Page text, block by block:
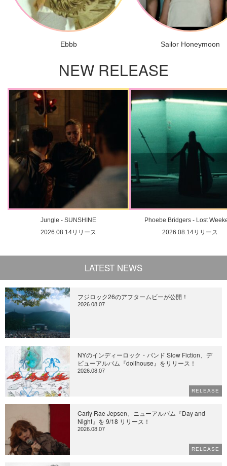
Ebbb Sailor Honeymoon
NEW RELEASE
Jungle - SUNSHINE
2026.08.14リリース
Phoebe Bridgers - Lost
2026.08.14リリース
LATEST NEWS
フジロック26のアフタームビーが公開！
2026.08.07
NYのインディーロック・バンド Slow Fiction、デ
ビューアルバム『dollhouse』をリリース！
2026.08.07
RELEASE
Carly Rae Jepsen、ニューアルバム『Day and
Night』を 9/18 リリース！
2026.08.07
RELEASE